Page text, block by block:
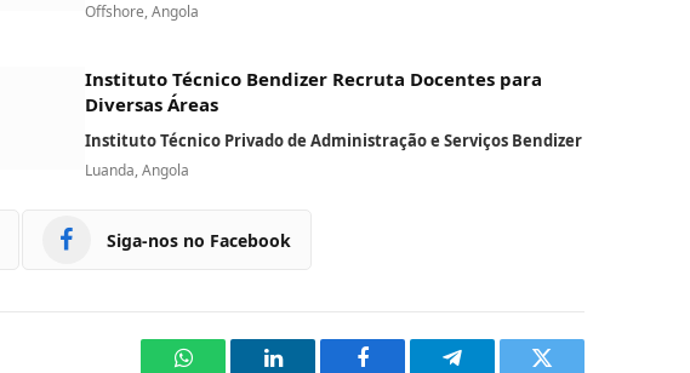
Offshore, Angola
Instituto Técnico Bendizer Recruta Docentes para
Diversas Áreas
Instituto Técnico Privado de Administração e Serviços Bendizer
Luanda, Angola
Siga-nos no Facebook